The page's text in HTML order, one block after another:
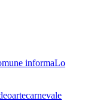
informaLo
artecarnevale